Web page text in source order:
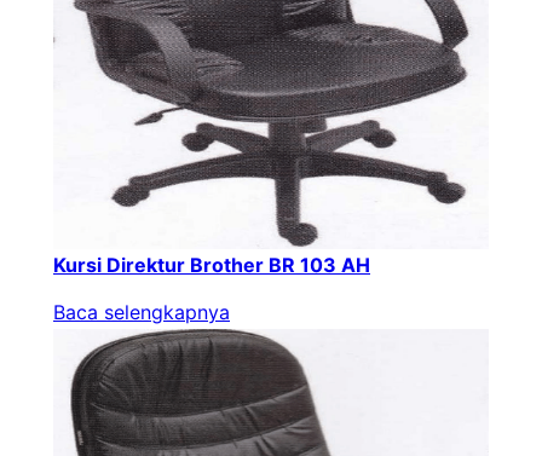
Kursi Direktur Brother BR 103 AH
Baca selengkapnya